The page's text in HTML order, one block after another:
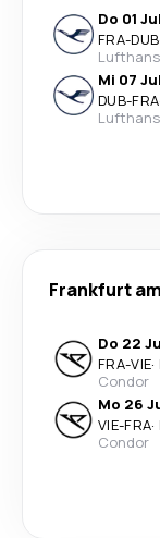
Do 01
FRA-DUB
Mi 07
DUB-FRA
Frankfurt
Do 22
FRA-VIE·
Condor
Mo 26
VIE-FRA·
Condor